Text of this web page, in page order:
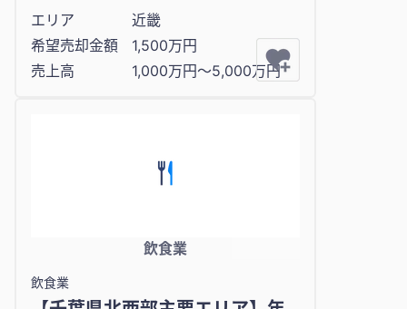
エリア
近畿
希望売却金額
1,500万円
売上高
1,000万円〜5,000万円
飲食業
飲食業